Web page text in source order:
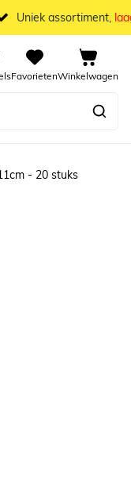
Uniek assortiment,
FavorietenWinkelwagen
- 20 stuks